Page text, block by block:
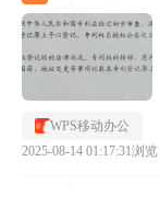
WPS移动办公
2025-08-14 01:17:31浏览